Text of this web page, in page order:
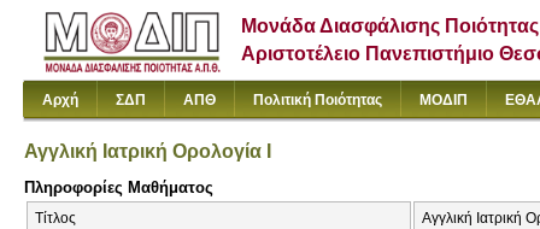
Μονάδα Διασφάλισης Ποιότητας
Αριστοτέλειο Πανεπιστήμιο
Αρχή ΣΔΠ ΑΠΘ Πολιτική Ποιότητας ΜΟΔΙΠ
Αγγλική Ιατρική Ορολογία I
Πληροφορίες Μαθήματος
Τίτλος Αγγλική Ιατρική